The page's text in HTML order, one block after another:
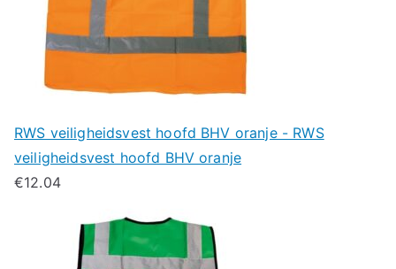
RWS veiligheidsvest hoofd BHV oranje - RWS
veiligheidsvest hoofd BHV oranje
€12.04